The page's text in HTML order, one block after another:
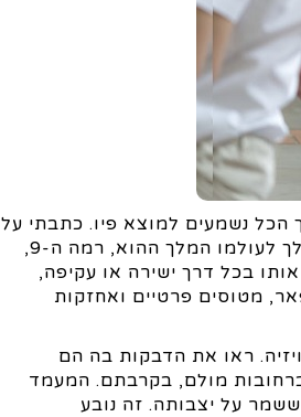
אך הכל נשמעים למוצא פיו. כתבתי על
בסוף תקופת המלך הקודם. מאז פרסום הכתבה הלך לעולמו המלך ההוא, רמה ה-9,
בכל דרך ישירה או עקיפה,
מטוסים פרטיים ואחזקות
ראו את הדבקות בה הם
מולם, בקרבתם. המעמד
על יצבותה. זה נובע